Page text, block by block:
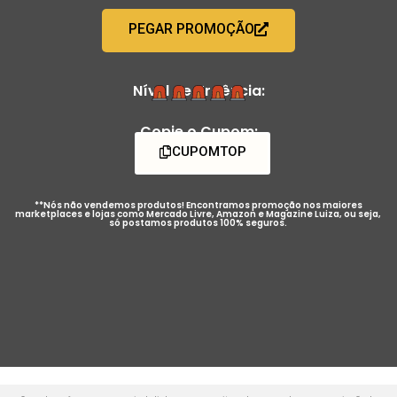
PEGAR PROMOÇÃO
Nível de Urgência:
Copie o Cupom:
CUPOMTOP
**Nós não vendemos produtos! Encontramos promoção nos maiores
marketplaces e lojas como Mercado Livre, Amazon e Magazine Luiza, ou seja,
só postamos produtos 100% seguros.